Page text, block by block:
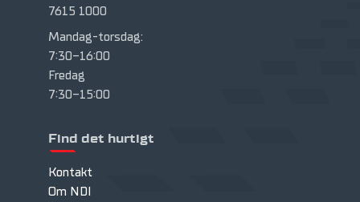
7615 1000
Mandag-torsdag:
7:30-16:00
Fredag
7:30-15:00
Find det hurtigt
Kontakt
Om NDI